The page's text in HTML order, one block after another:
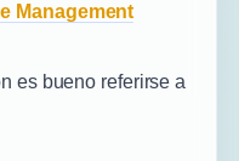
Management
es bueno referirse a